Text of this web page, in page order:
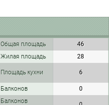
Общая площадь
46
Жилая площадь
28
Площадь кухни 6
Балконов 0
Балконов